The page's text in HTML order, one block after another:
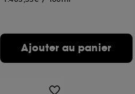
Ajouter au panier